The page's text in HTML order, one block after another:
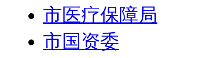
市医疗保障局
市国资委